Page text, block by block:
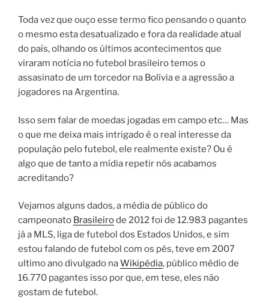
Toda vez que ouço esse termo fico pensando o quanto
o mesmo esta desatualizado e fora da realidade atual
do país, olhando os últimos acontecimentos que
viraram notícia no futebol brasileiro temos o
assasinato de um torcedor na Bolívia e a agressão a
jogadores na Argentina.
Isso sem falar de moedas jogadas em campo etc… Mas
o que me deixa mais intrigado é o real interesse da
população pelo futebol, ele realmente existe? Ou é
algo que de tanto a mídia repetir nós acabamos
acreditando?
Vejamos alguns dados, a média de público do
campeonato Brasileirode 2012 foi de 12.983 pagantes
já a MLS, liga de futebol dos Estados Unidos, e sim
estou falando de futebol com os pés, teve em 2007
ultimo ano divulgado naWikipédia, público médio de
16.770 pagantes isso por que, em tese, eles não
gostam de futebol.